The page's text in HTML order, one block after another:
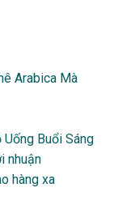
Arabica Mà
Buổi Sáng
nhuận
hàng xa